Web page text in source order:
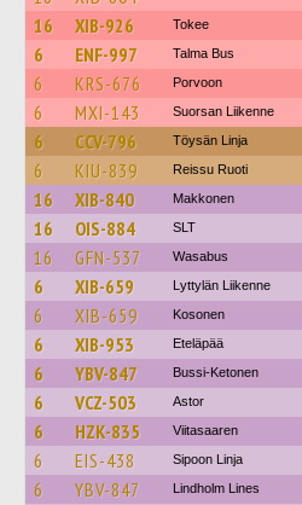
16 XIB-926 Tokee
6 ENF-997 Talma Bus
6 KRS-676 Porvoon
6 MXI-143 Suorsan Liikenne
6 CCV-796 Töysän Linja
6 KIU-839 Reissu Ruoti
16 XIB-840 Makkonen
16 OIS-884 SLT
16 GFN-537 Wasabus
6 XIB-659 Lyttylän Liikenne
6 XIB-659 Kosonen
6 XIB-953 Eteläpää
6 YBV-847 Bussi-Ketonen
6 VCZ-503 Astor
6 HZK-835 Viitasaaren
6 EIS-438 Sipoon Linja
6 YBV-847 Lindholm Lines